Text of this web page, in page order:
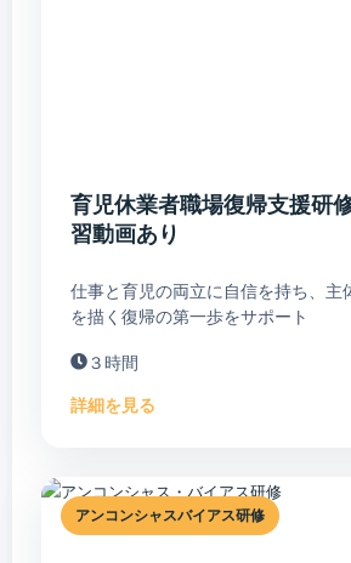
育児休業者職場復帰支援
習動画あり
仕事と育児の両立に自信を持ち、主
を描く復帰の第一歩をサポート
３時間
詳細を見る
アンコンシャスバイアス研修